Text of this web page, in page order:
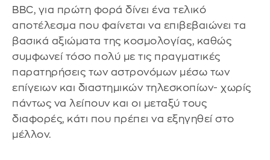
BBC, για πρώτη φορά δίνει ένα τελικό
αποτέλεσμα που φαίνεται να επιβεβαιώνει τα
βασικά αξιώματα της κοσμολογίας, καθώς
συμφωνεί τόσο πολύ με τις πραγματικές
παρατηρήσεις των αστρονόμων μέσω των
επίγειων και διαστημικών τηλεσκοπίων- χωρίς
πάντως να λείπουν και οι μεταξύ τους
διαφορές, κάτι που πρέπει να εξηγηθεί στο
μέλλον.